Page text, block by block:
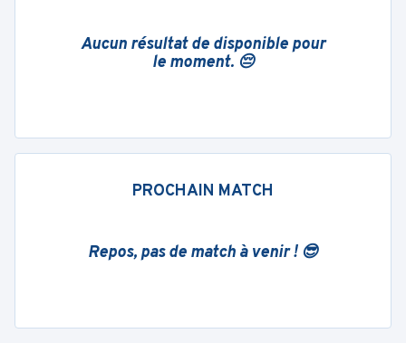
Aucun résultat de disponible pour
le moment. 😔
PROCHAIN MATCH
Repos, pas de match à venir ! 😎